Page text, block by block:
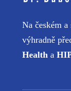
Na českém
výhradně
Health a